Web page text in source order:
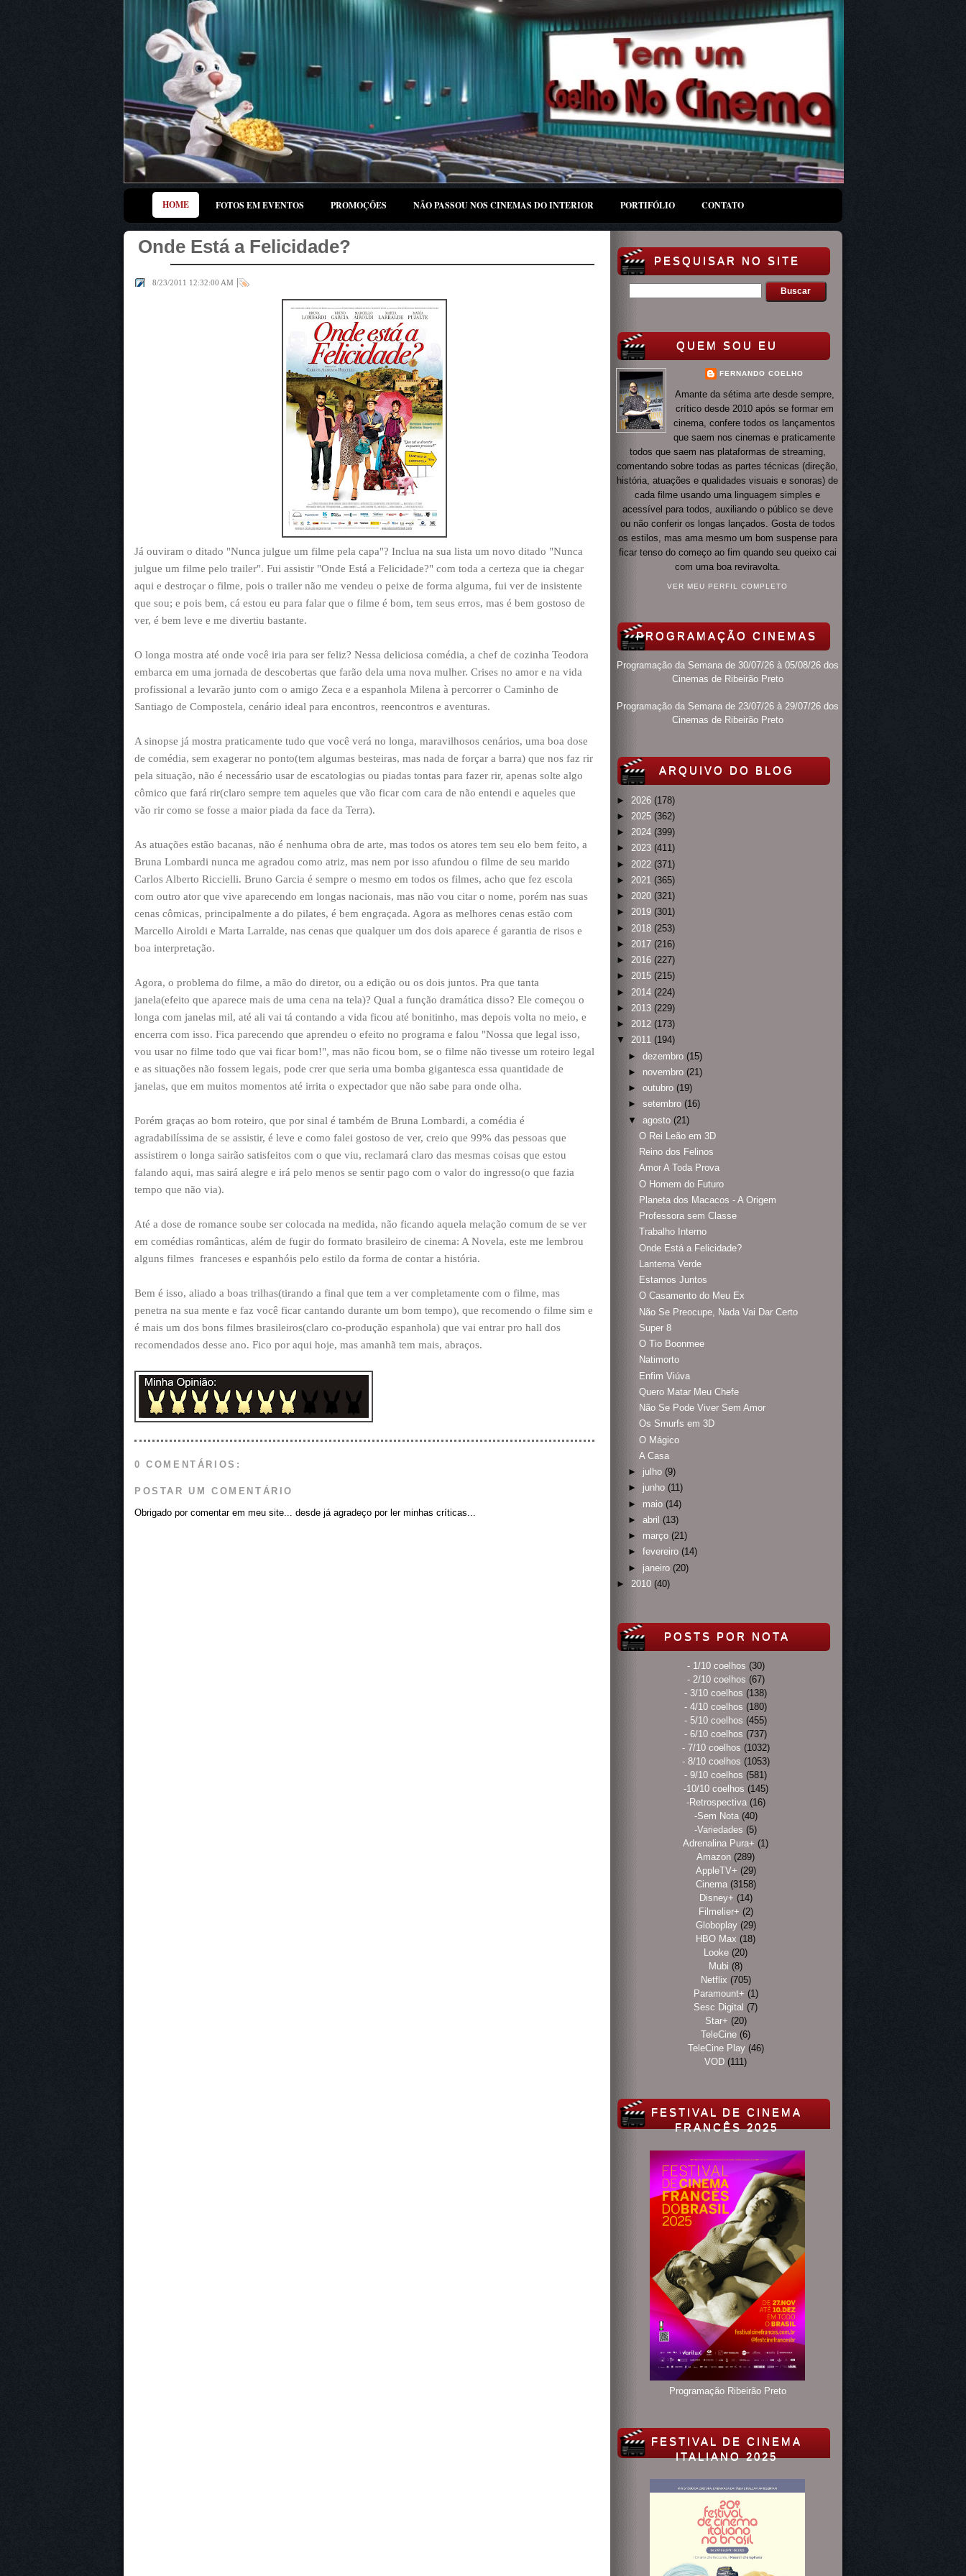
HOME FOTOS EM EVENTOS PROMOÇÕES NÃO PASSOU NOS CINEMAS DO INTERIOR PORTIFÓLIO CONTATO
Onde Está a Felicidade?
8/23/2011 12:32:00 AM |
Já ouviram o ditado "Nunca julgue um filme pela capa"? Inclua na sua lista um novo ditado "Nunca
julgue um filme pelo trailer". Fui assistir "Onde Está a Felicidade?" com toda a certeza que ia chegar
aqui e destroçar o filme, pois o trailer não me vendeu o peixe de forma alguma, fui ver de insistente
que sou; e pois bem, cá estou eu para falar que o filme é bom, tem seus erros, mas é bem gostoso de
ver, é bem leve e me divertiu bastante.
O longa mostra até onde você iria para ser feliz? Nessa deliciosa comédia, a chef de cozinha Teodora
embarca em uma jornada de descobertas que farão dela uma nova mulher. Crises no amor e na vida
profissional a levarão junto com o amigo Zeca e a espanhola Milena à percorrer o Caminho de
Santiago de Compostela, cenário ideal para encontros, reencontros e aventuras.
A sinopse já mostra praticamente tudo que você verá no longa, maravilhosos cenários, uma boa dose
de comédia, sem exagerar no ponto(tem algumas besteiras, mas nada de forçar a barra) que nos faz rir
pela situação, não é necessário usar de escatologias ou piadas tontas para fazer rir, apenas solte algo
cômico que fará rir(claro sempre tem aqueles que vão ficar com cara de não entendi e aqueles que
vão rir como se fosse a maior piada da face da Terra).
As atuações estão bacanas, não é nenhuma obra de arte, mas todos os atores tem seu elo bem feito, a
Bruna Lombardi nunca me agradou como atriz, mas nem por isso afundou o filme de seu marido
Carlos Alberto Riccielli. Bruno Garcia é sempre o mesmo em todos os filmes, acho que fez escola
com outro ator que vive aparecendo em longas nacionais, mas não vou citar o nome, porém nas suas
cenas cômicas, principalmente a do pilates, é bem engraçada. Agora as melhores cenas estão com
Marcello Airoldi e Marta Larralde, nas cenas que qualquer um dos dois aparece é garantia de risos e
boa interpretação.
Agora, o problema do filme, a mão do diretor, ou a edição ou os dois juntos. Pra que tanta
janela(efeito que aparece mais de uma cena na tela)? Qual a função dramática disso? Ele começou o
longa com janelas mil, até ali vai tá contando a vida ficou até bonitinho, mas depois volta no meio, e
encerra com isso. Fica parecendo que aprendeu o efeito no programa e falou "Nossa que legal isso,
vou usar no filme todo que vai ficar bom!", mas não ficou bom, se o filme não tivesse um roteiro legal
e as situações não fossem legais, pode crer que seria uma bomba gigantesca essa quantidade de
janelas, que em muitos momentos até irrita o expectador que não sabe para onde olha.
Porém graças ao bom roteiro, que por sinal é também de Bruna Lombardi, a comédia é
agradabilíssima de se assistir, é leve e como falei gostoso de ver, creio que 99% das pessoas que
assistirem o longa sairão satisfeitos com o que viu, reclamará claro das mesmas coisas que estou
falando aqui, mas sairá alegre e irá pelo menos se sentir pago com o valor do ingresso(o que fazia
tempo que não via).
Até a dose de romance soube ser colocada na medida, não ficando aquela melação comum de se ver
em comédias românticas, além de fugir do formato brasileiro de cinema: A Novela, este me lembrou
alguns filmes franceses e espanhóis pelo estilo da forma de contar a história.
Bem é isso, aliado a boas trilhas(tirando a final que tem a ver completamente com o filme, mas
penetra na sua mente e faz você ficar cantando durante um bom tempo), que recomendo o filme sim e
é mais um dos bons filmes brasileiros(claro co-produção espanhola) que vai entrar pro hall dos
recomendados desse ano. Fico por aqui hoje, mas amanhã tem mais, abraços.
0 COMENTÁRIOS:
POSTAR UM COMENTÁRIO
Obrigado por comentar em meu site... desde já agradeço por ler minhas críticas...
PESQUISAR NO SITE
QUEM SOU EU
FERNANDO COELHO
Amante da sétima arte desde sempre,
crítico desde 2010 após se formar em
cinema, confere todos os lançamentos
que saem nos cinemas e praticamente
todos que saem nas plataformas de streaming,
comentando sobre todas as partes técnicas (direção,
história, atuações e qualidades visuais e sonoras) de
cada filme usando uma linguagem simples e
acessível para todos, auxiliando o público se deve
ou não conferir os longas lançados. Gosta de todos
os estilos, mas ama mesmo um bom suspense para
ficar tenso do começo ao fim quando seu queixo cai
com uma boa reviravolta.
VER MEU PERFIL COMPLETO
PROGRAMAÇÃO CINEMAS
Programação da Semana de 30/07/26 à 05/08/26 dos
Cinemas de Ribeirão Preto
Programação da Semana de 23/07/26 à 29/07/26 dos
Cinemas de Ribeirão Preto
ARQUIVO DO BLOG
► 2026 (178)
► 2025 (362)
► 2024 (399)
► 2023 (411)
► 2022 (371)
► 2021 (365)
► 2020 (321)
► 2019 (301)
► 2018 (253)
► 2017 (216)
► 2016 (227)
► 2015 (215)
► 2014 (224)
► 2013 (229)
► 2012 (173)
▼
2011 (194)
► dezembro (15)
► novembro (21)
► outubro (19)
► setembro (16)
▼
agosto (21)
O Rei Leão em 3D
Reino dos Felinos
Amor A Toda Prova
O Homem do Futuro
Planeta dos Macacos - A Origem
Professora sem Classe
Trabalho Interno
Onde Está a Felicidade?
Lanterna Verde
Estamos Juntos
O Casamento do Meu Ex
Não Se Preocupe, Nada Vai Dar Certo
Super 8
O Tio Boonmee
Natimorto
Enfim Viúva
Quero Matar Meu Chefe
Não Se Pode Viver Sem Amor
Os Smurfs em 3D
O Mágico
A Casa
► julho (9)
► junho (11)
► maio (14)
► abril (13)
► março (21)
► fevereiro (14)
► janeiro (20)
► 2010 (40)
POSTS POR NOTA
- 1/10 coelhos (30)
- 2/10 coelhos (67)
- 3/10 coelhos (138)
- 4/10 coelhos (180)
- 5/10 coelhos (455)
- 6/10 coelhos (737)
- 7/10 coelhos (1032)
- 8/10 coelhos (1053)
- 9/10 coelhos (581)
-10/10 coelhos (145)
-Retrospectiva (16)
-Sem Nota (40)
-Variedades (5)
Adrenalina Pura+ (1)
Amazon (289)
AppleTV+ (29)
Cinema (3158)
Disney+ (14)
Filmelier+ (2)
Globoplay (29)
HBO Max (18)
Looke (20)
Mubi (8)
Netflix (705)
Paramount+ (1)
Sesc Digital (7)
Star+ (20)
TeleCine (6)
TeleCine Play (46)
VOD (111)
FESTIVAL DE CINEMA
FRANCÊS 2025
Programação Ribeirão Preto
FESTIVAL DE CINEMA
ITALIANO 2025